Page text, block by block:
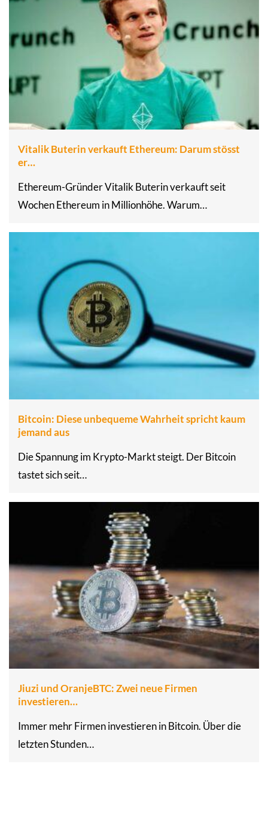
Vitalik Buterin verkauft Ethereum: Darum stösst
er…
Ethereum-Gründer Vitalik Buterin verkauft seit
Wochen Ethereum in Millionhöhe. Warum…
Bitcoin: Diese unbequeme Wahrheit spricht kaum
jemand aus
Die Spannung im Krypto-Markt steigt. Der Bitcoin
tastet sich seit…
Jiuzi und OranjeBTC: Zwei neue Firmen
investieren…
Immer mehr Firmen investieren in Bitcoin. Über die
letzten Stunden…